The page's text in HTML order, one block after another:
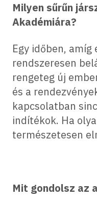
Milyen sűrűn
Akadémiára?
Egy időben, amíg
rendszeresen
rengeteg új
és a
kapcsolatban
indítékok. Ha
természetesen
Mit gondolsz az